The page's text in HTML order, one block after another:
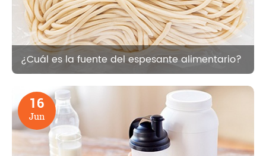
¿Cuál es la fuente del espesante alimentario?
16
Jun